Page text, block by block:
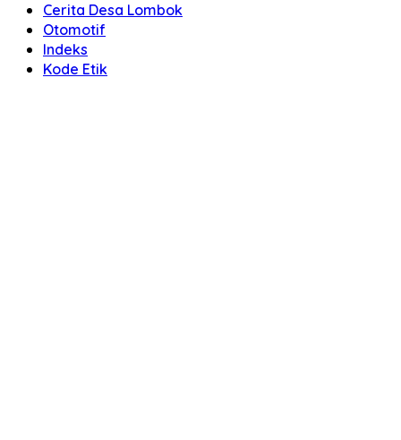
Cerita Desa Lombok
Otomotif
Indeks
Kode Etik